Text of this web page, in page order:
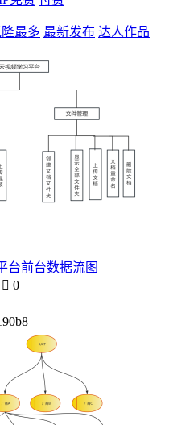
最多 最新发布 达人作品
台前台数据流图
 0